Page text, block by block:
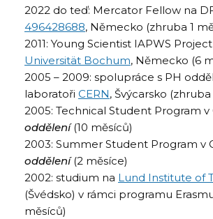
2022 do teď: Mercator Fellow na
496428688, Německo (zhruba 1
2011: Young Scientist IAPWS
Universität Bochum, Německo (6
2005 – 2009: spolupráce s PH
laboratoři CERN, Švýcarsko
2005: Technical Student Program v
oddělení(10 měsíců)
2003: Summer Student Program v
oddělení(2 měsíce)
2002: studium na Lund Institute of
(Švédsko) v rámci programu
měsíců)